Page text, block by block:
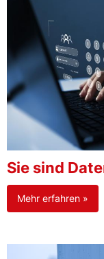
Sie sind
Mehr erfahren »